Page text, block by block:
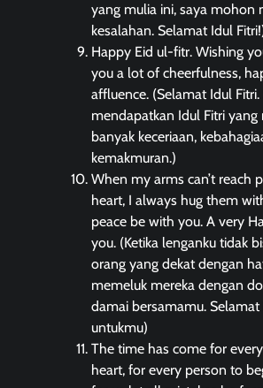
yang mulia ini, saya mohon
kesalahan. Selamat Idul
Happy Eid ul-fitr. Wishing
you a lot of cheerfulness,
affluence. (Selamat Idul
mendapatkan Idul Fitri
banyak keceriaan,
kemakmuran.)
When my arms can’t reach
heart, I always hug them
peace be with you. A very
you. (Ketika lenganku tidak
orang yang dekat dengan
memeluk mereka dengan
damai bersamamu. Selamat
untukmu)
The time has come for
heart, for every person to